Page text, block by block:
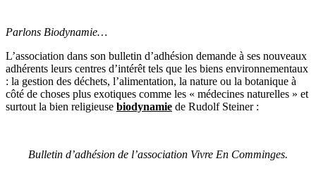
Parlons Biodynamie…
L’association dans son bulletin d’adhésion demande à ses nouveaux
adhérents leurs centres d’intérêt tels que les biens environnementaux
: la gestion des déchets, l’alimentation, la nature ou la botanique à
côté de choses plus exotiques comme les « médecines naturelles » et
surtout la bien religieuse biodynamie de Rudolf Steiner :
Bulletin d’adhésion de l’association Vivre En Comminges.